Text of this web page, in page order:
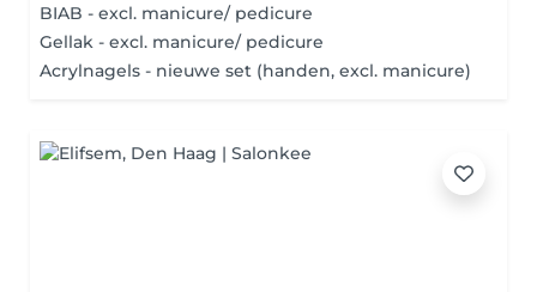
BIAB - excl. manicure/ pedicure
Gellak - excl. manicure/ pedicure
Acrylnagels - nieuwe set (handen, excl. manicure)